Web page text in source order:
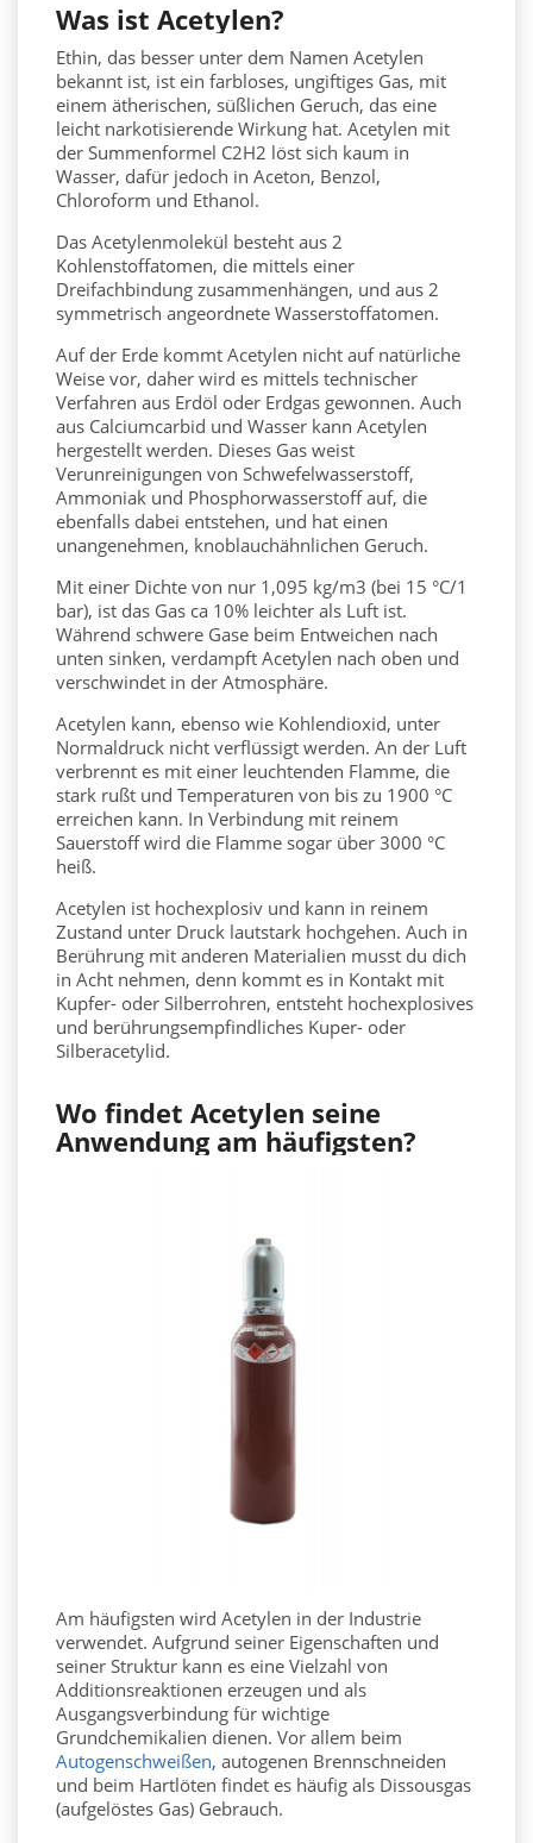
Was ist Acetylen?
Ethin, das besser unter dem Namen Acetylen
bekannt ist, ist ein farbloses, ungiftiges Gas, mit
einem ätherischen, süßlichen Geruch, das eine
leicht narkotisierende Wirkung hat. Acetylen mit
der Summenformel C2H2 löst sich kaum in
Wasser, dafür jedoch in Aceton, Benzol,
Chloroform und Ethanol.
Das Acetylenmolekül besteht aus 2
Kohlenstoffatomen, die mittels einer
Dreifachbindung zusammenhängen, und aus 2
symmetrisch angeordnete Wasserstoffatomen.
Auf der Erde kommt Acetylen nicht auf natürliche
Weise vor, daher wird es mittels technischer
Verfahren aus Erdöl oder Erdgas gewonnen. Auch
aus Calciumcarbid und Wasser kann Acetylen
hergestellt werden. Dieses Gas weist
Verunreinigungen von Schwefelwasserstoff,
Ammoniak und Phosphorwasserstoff auf, die
ebenfalls dabei entstehen, und hat einen
unangenehmen, knoblauchähnlichen Geruch.
Mit einer Dichte von nur 1,095 kg/m3 (bei 15 °C/1
bar), ist das Gas ca 10% leichter als Luft ist.
Während schwere Gase beim Entweichen nach
unten sinken, verdampft Acetylen nach oben und
verschwindet in der Atmosphäre.
Acetylen kann, ebenso wie Kohlendioxid, unter
Normaldruck nicht verflüssigt werden. An der Luft
verbrennt es mit einer leuchtenden Flamme, die
stark rußt und Temperaturen von bis zu 1900 °C
erreichen kann. In Verbindung mit reinem
Sauerstoff wird die Flamme sogar über 3000 °C
heiß.
Acetylen ist hochexplosiv und kann in reinem
Zustand unter Druck lautstark hochgehen. Auch in
Berührung mit anderen Materialien musst du dich
in Acht nehmen, denn kommt es in Kontakt mit
Kupfer- oder Silberrohren, entsteht hochexplosives
und berührungsempfindliches Kuper- oder
Silberacetylid.
Wo findet Acetylen seine
Anwendung am häufigsten?
Am häufigsten wird Acetylen in der Industrie
verwendet. Aufgrund seiner Eigenschaften und
seiner Struktur kann es eine Vielzahl von
Additionsreaktionen erzeugen und als
Ausgangsverbindung für wichtige
Grundchemikalien dienen. Vor allem beim
Autogenschweißen, autogenen Brennschneiden
und beim Hartlöten findet es häufig als Dissousgas
(aufgelöstes Gas) Gebrauch.